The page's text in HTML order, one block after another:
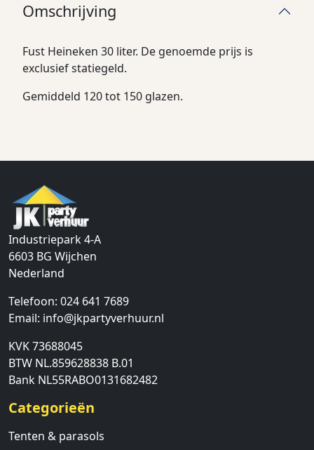
Omschrijving
Fust Heineken 30 liter. De genoemde prijs is
exclusief statiegeld.
Gemiddeld 120 tot 150 glazen.
Industriepark 4-A
6603 BG Wijchen
Nederland
Telefoon: 024 641 7689
Email: info@jkpartyverhuur.nl
KVK 73688045
BTW NL.859628838 B.01
Bank NL55RABO0131682482
Categorieën
Tenten & parasols